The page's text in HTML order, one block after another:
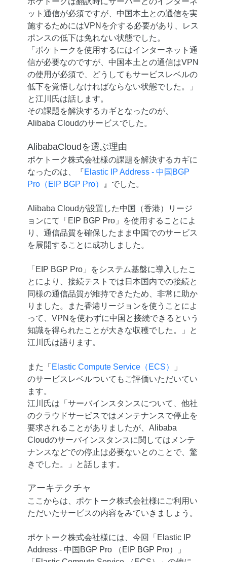
ット通信が必須ですが、中国本土との通信を実
施するためにはVPNを介する必要があり、レス
ポンスの低下は免れない状態でした。
「ポケトークを使用するにはインターネット通
信が必要なのですが、中国本土との通信はVPN
の使用が必須で、どうしてもサービスレベルの
低下を覚悟しなければならない状態でした。」
と江川氏は話します。
その課題を解決するカギとなったのが、
Alibaba Cloudのサービスでした。
AlibabaCloudを選ぶ理由
ポケトーク株式会社様の課題を解決するカギに
なったのは、『Elastic IP Address - 中国BGP
Pro（EIP BGP Pro）
』でした。
Alibaba Cloudが設置した中国（香港）リージ
ョンにて「EIP BGP Pro」を使用することによ
り、通信品質を確保したまま中国でのサービス
を展開することに成功しました。
「EIP BGP Pro」をシステム基盤に導入したこ
とにより、接続テストでは日本国内での接続と
同様の通信品質が維持できたため、非常に助か
りました。また香港リージョンを使うことによ
って、VPNを使わずに中国と接続できるという
知識を得られたことが大きな収穫でした。」と
江川氏は語ります。
また「 Elastic Compute Service（ECS）
」
のサービスレベルついてもご評価いただいてい
ます。
江川氏は「サーバインスタンスについて、他社
のクラウドサービスではメンテナンスで停止を
要求されることがありましたが、Alibaba
Cloudのサーバインスタンスに関してはメンテ
ナンスなどでの停止は必要ないとのことで、驚
きでした。」と話します。
アーキテクチャ
ここからは、ポケトーク株式会社様にご利用い
ただいたサービスの内容をみていきましょう。
ポケトーク株式会社様には、今回「Elastic IP
Address - 中国BGP Pro （EIP BGP Pro）」